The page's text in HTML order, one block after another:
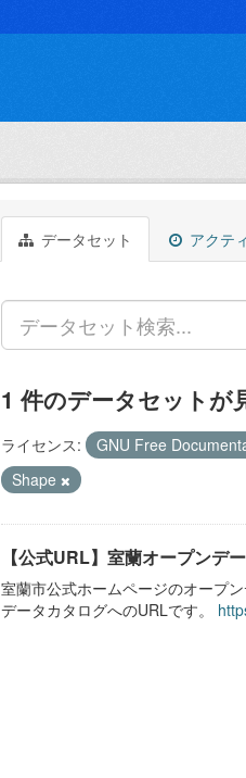
データセット アクテ
1 件のデータセットが
ライセンス: GNU Free
Shape
【公式URL】室蘭オープンデ
室蘭市公式ホームページのオープ
データカタログへのURLです。